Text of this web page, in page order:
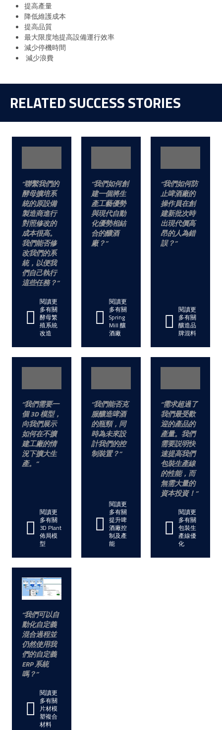
提高產量
降低維護成本
提高品質
最大限度地提高設備運行效率
減少停機時間
減少浪費
RELATED SUCCESS STORIES
聯繫我們的
酵母擴培系
統的原設備
製造商進行
對照修改的
成本很高。
我們能否修
改我們的系
統，以便我
們自己執行
這些任務？
閱讀更
多有關
酵母繁
殖系統
改造
我們如何創
建一個將生
產工藝優勢
與現代自動
化優勢相結
合的釀酒
廠？
閱讀更
多有關
Spring
Mill 釀
酒廠
我們如何防
止啤酒廠的
操作員在創
建新批次時
出現代價高
昂的人為錯
誤？
閱讀更
多有關
釀造品
牌混料
我們需要一
個 3D 模型，
向我們展示
如何在不擴
建工廠的情
況下擴大生
產。
閱讀更
多有關
3D Plant
佈局模
型
我們能否克
服釀造啤酒
的瓶頸，同
時為未來設
計我們的控
制裝置？
閱讀更
多有關
提升啤
酒廠控
制及產
能
需求超過了
我們最受歡
迎的產品的
產量。我們
需要説明快
速提高我們
包裝生產線
的性能，而
無需大量的
資本投資！
閱讀更
多有關
包裝生
產線優
化
我們可以自
動化自定義
混合過程並
仍然使用我
們的自定義
ERP 系統
嗎？
閱讀更
多有關
片材模
塑複合
材料